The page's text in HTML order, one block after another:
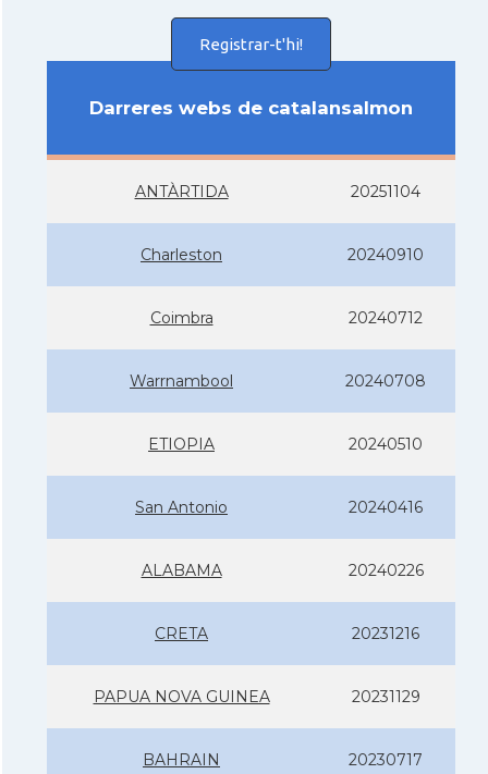
Registrar-t'hi!
Darreres webs de catalansalmon
ANTÀRTIDA 20251104
Charleston 20240910
Coimbra 20240712
Warrnambool 20240708
ETIOPIA 20240510
San Antonio 20240416
ALABAMA 20240226
CRETA 20231216
PAPUA NOVA GUINEA 20231129
BAHRAIN 20230717